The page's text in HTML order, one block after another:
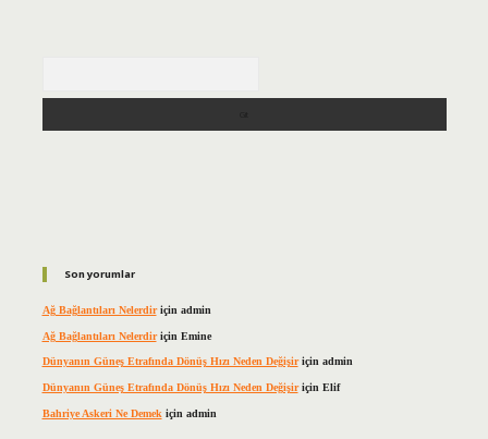
Son yorumlar
Ağ Bağlantıları Nelerdiriçin admin
Ağ Bağlantıları Nelerdiriçin Emine
Dünyanın Güneş Etrafında Dönüş Hızı Neden Değişiriçin admin
Dünyanın Güneş Etrafında Dönüş Hızı Neden Değişiriçin Elif
Bahriye Askeri Ne Demek için admin